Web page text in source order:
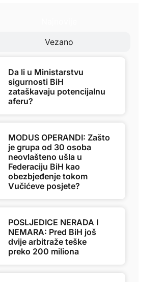
Vezano
Da li u Ministarstvu
sigurnosti BiH
zataškavaju potencijalnu
aferu?
MODUS OPERANDI: Zašto
je grupa od 30 osoba
neovlašteno ušla u
Federaciju BiH kao
obezbjeđenje tokom
Vučićeve posjete?
POSLJEDICE NERADA I
NEMARA: Pred BiH još
dvije arbitraže teške
preko 200 miliona